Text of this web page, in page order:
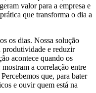
valor para a empresa e
que transforma o dia a
os dias. Nossa solução
produtividade e reduzir
acontece quando os
a correlação entre
que, para bater
e ouvir quem está na